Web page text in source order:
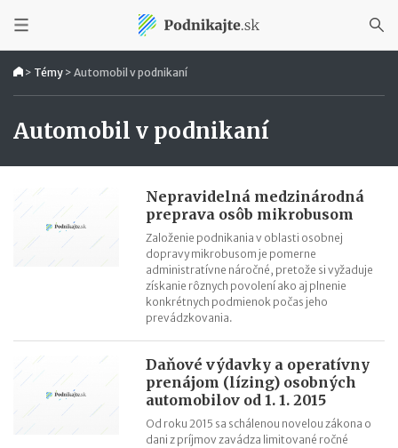
> Témy > Automobil v podnikaní
Automobil v podnikaní
Nepravidelná medzinárodná
preprava osôb mikrobusom
Založenie podnikania v oblasti osobnej
dopravy mikrobusom je pomerne
administratívne náročné, pretože si vyžaduje
získanie rôznych povolení ako aj plnenie
konkrétnych podmienok počas jeho
prevádzkovania.
Daňové výdavky a operatívny
prenájom (lízing) osobných
automobilov od 1. 1. 2015
Od roku 2015 sa schálenou novelou zákona o
dani z príjmov zavádza limitované ročné